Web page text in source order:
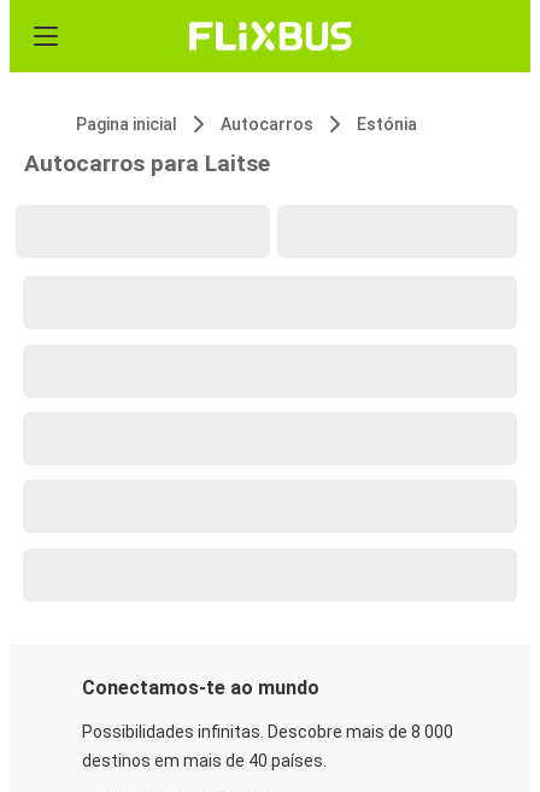
Pagina inicial Autocarros Estónia
Autocarros para Laitse
Conectamos-te ao mundo
Possibilidades infinitas. Descobre mais de 8 000
destinos em mais de 40 países.